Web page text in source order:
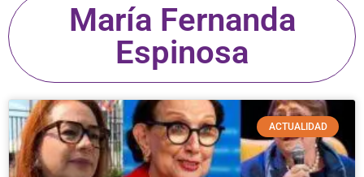
María ‌Fernanda
Espinosa
ACTUALIDAD